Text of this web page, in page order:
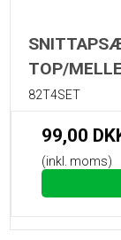
TOP/
82T4SET
99,00
(inkl. moms)